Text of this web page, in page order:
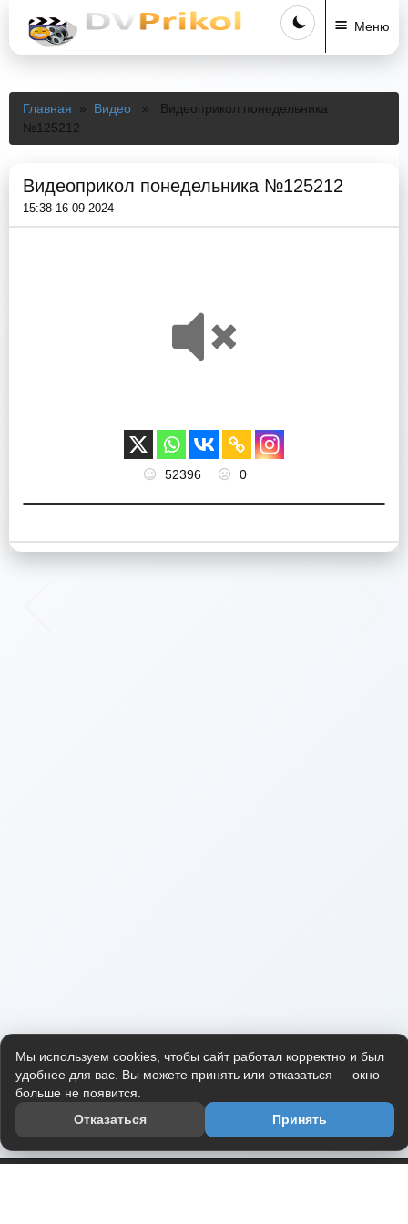
Меню
Главная » Видео » Видеоприкол понедельника
№125212
Видеоприкол понедельника №125212
15:38 16-09-2024
52396 0
Мы используем cookies, чтобы сайт работал корректно и был
удобнее для вас. Вы можете принять или отказаться — окно
больше не появится.
Отказаться
Принять